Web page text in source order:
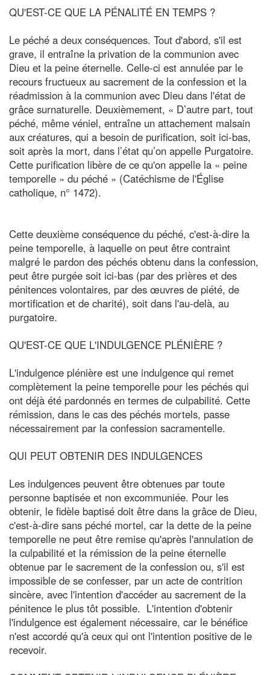
QU'EST-CE QUE LA PÉNALITÉ EN TEMPS ?
Le péché a deux conséquences. Tout d'abord, s'il est
grave, il entraîne la privation de la communion avec
Dieu et la peine éternelle. Celle-ci est annulée par le
recours fructueux au sacrement de la confession et la
réadmission à la communion avec Dieu dans l'état de
grâce surnaturelle. Deuxièmement, « D’autre part, tout
péché, même véniel, entraîne un attachement malsain
aux créatures, qui a besoin de purification, soit ici-bas,
soit après la mort, dans l’état qu’on appelle Purgatoire.
Cette purification libère de ce qu'on appelle la « peine
temporelle » du péché » (Catéchisme de l'Église
catholique, n° 1472).
Cette deuxième conséquence du péché, c'est-à-dire la
peine temporelle, à laquelle on peut être contraint
malgré le pardon des péchés obtenu dans la confession,
peut être purgée soit ici-bas (par des prières et des
pénitences volontaires, par des œuvres de piété, de
mortification et de charité), soit dans l'au-delà, au
purgatoire.
QU'EST-CE QUE L'INDULGENCE PLÉNIÈRE ?
L'indulgence plénière est une indulgence qui remet
complètement la peine temporelle pour les péchés qui
ont déjà été pardonnés en termes de culpabilité. Cette
rémission, dans le cas des péchés mortels, passe
nécessairement par la confession sacramentelle.
QUI PEUT OBTENIR DES INDULGENCES
Les indulgences peuvent être obtenues par toute
personne baptisée et non excommuniée. Pour les
obtenir, le fidèle baptisé doit être dans la grâce de Dieu,
c'est-à-dire sans péché mortel, car la dette de la peine
temporelle ne peut être remise qu'après l'annulation de
la culpabilité et la rémission de la peine éternelle
obtenue par le sacrement de la confession ou, s'il est
impossible de se confesser, par un acte de contrition
sincère, avec l'intention d'accéder au sacrement de la
pénitence le plus tôt possible. L'intention d'obtenir
l'indulgence est également nécessaire, car le bénéfice
n'est accordé qu'à ceux qui ont l'intention positive de le
recevoir.